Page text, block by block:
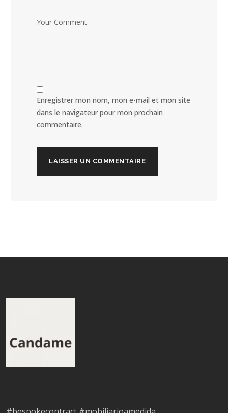
Enregistrer mon nom, mon e-mail et mon site
dans le navigateur pour mon prochain
commentaire.